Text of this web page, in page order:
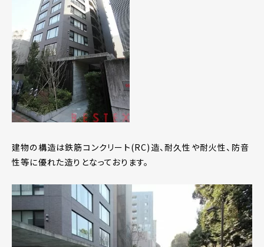
建物の構造は鉄筋コンクリート(RC)造、耐久性や耐火性、防音
性等に優れた造りとなっております。